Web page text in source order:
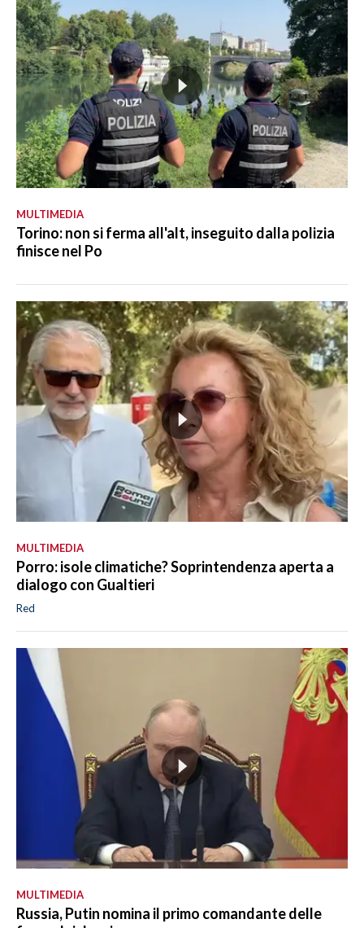
MULTIMEDIA
Torino: non si ferma all'alt, inseguito dalla polizia
finisce nel Po
MULTIMEDIA
Porro: isole climatiche? Soprintendenza aperta a
dialogo con Gualtieri
Red
MULTIMEDIA
Russia, Putin nomina il primo comandante delle